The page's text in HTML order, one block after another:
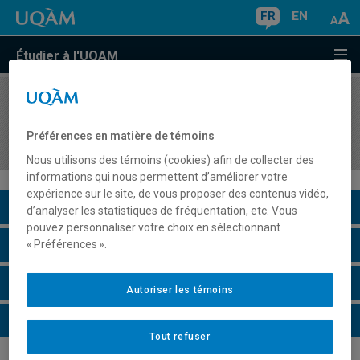
FR EN
Étudier à l'UQAM
COURS//
tourisme
Description du cours
Horaire - Été 2026
Horaire - Automne 2026
Horaire - Hiver 2027
Préférences en matière de témoins
Nous utilisons des témoins (cookies) afin de collecter des
informations qui nous permettent d’améliorer votre
expérience sur le site, de vous proposer des contenus vidéo,
d’analyser les statistiques de fréquentation, etc. Vous
pouvez personnaliser votre choix en sélectionnant
« Préférences ».
Tout refuser
Autoriser les témoins